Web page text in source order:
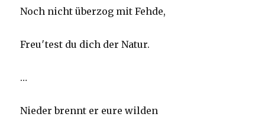
Noch nicht überzog mit Fehde,
Freu′test du dich der Natur.
…
Nieder brennt er eure wilden